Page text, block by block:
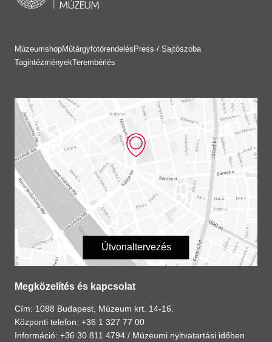
MúzeumshopMűtárgyfotórendelésPress / Sajtószoba
TagintézményekTerembérlés
Útvonaltervezés
Megközelítés és kapcsolat
Cím: 1088 Budapest, Múzeum krt. 14-16.
Központi telefon: +36 1 327 77 00
Információ: +36 30 811 4794 / Múzeumi nyitvatartási időben